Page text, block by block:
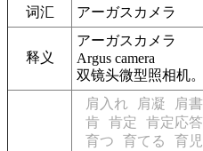
词汇 アーガスカメラ
释义
アーガスカメラ
Argus camera
双镜头微型照相机。
肩入れ 肩凝 肩書
肯
肯定 肯定応答
育つ
育てる 育児